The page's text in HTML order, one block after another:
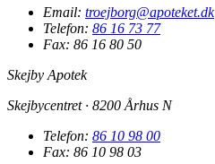
Email: troejborg@apoteket.dk
Telefon: 86 16 73 77
Fax: 86 16 80 50
Skejby Apotek
Skejbycentret · 8200 Århus N
Telefon: 86 10 98 00
Fax: 86 10 98 03